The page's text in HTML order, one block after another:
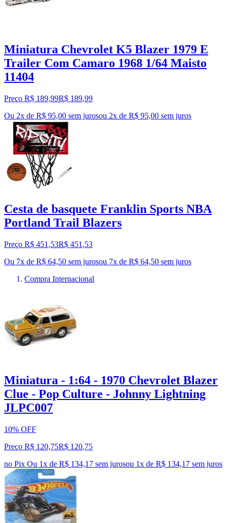
Miniatura Chevrolet K5 Blazer 1979 E
Trailer Com Camaro 1968 1/64 Maisto
11404
Preço R$ 189,99R$ 189,99
Ou 2x de R$ 95,00 sem jurosou 2x de R$ 95,00 sem juros
Cesta de basquete Franklin Sports NBA
Portland Trail Blazers
Preço R$ 451,53R$ 451 ,53
Ou 7x de R$ 64,50 sem jurosou 7x de R$ 64,50 sem juros
Compra Internacional
Miniatura - 1:64 - 1970 Chevrolet Blazer
Clue - Pop Culture - Johnny Lightning
JLPC007
10% OFF
Preço R$ 120,75R$ 120,75
no Pix Ou 1x de R$ 134,17 sem jurosou 1x de R$ 134,17 sem juros